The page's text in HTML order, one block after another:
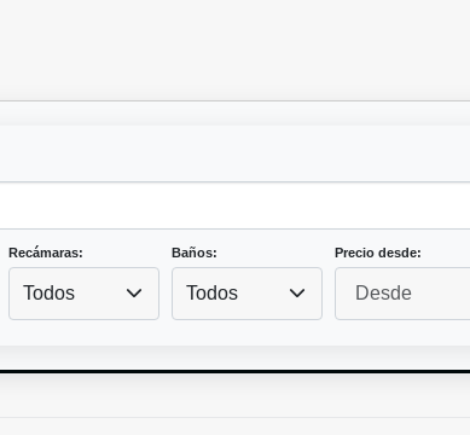
Recámaras:
Todos
Baños:
Todos
Precio desde: